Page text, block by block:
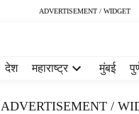
ADVERTISEMENT / WIDGET
देश महाराष्ट्र मुंबई
ADVERTISEMENT /